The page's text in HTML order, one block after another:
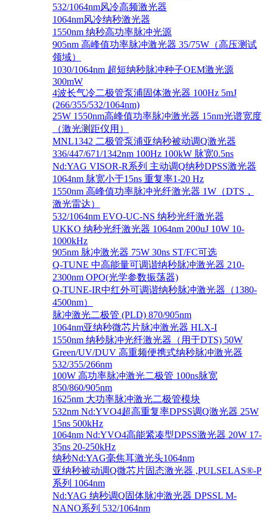
532/1064nm风冷高频激光器
1064nm风冷纳秒激光器
1550nm 纳秒高功率脉冲光源
905nm 高峰值功率脉冲激光器 35/75W（高压测试
领域）
1030/1064nm 超短纳秒脉冲种子OEM激光源
300mW
4波长气冷二极管泵浦固体激光器 100Hz 5mJ
(266/355/532/1064nm)
25W 1550nm高峰值功率脉冲激光器 15nm光谱宽度
（激光测距仪用）
MNL1342 二极管泵浦亚纳秒被动调Q激光器
336/447/671/1342nm 100Hz 100kW 脉宽0.5ns
Nd:YAG VISOR-R系列 主动调Q纳秒DPSS激光器
1064nm 脉宽小于15ns 重复率1-20 Hz
1550nm 高峰值功率脉冲光纤激光器 1W（DTS，
激光雷达）
532/1064nm EVO-UC-NS 纳秒光纤激光器
UKKO 纳秒光纤激光器 1064nm 200uJ 10W 10-
1000kHz
905nm 脉冲激光器 75W 30ns ST/FC可选
Q-TUNE 中高能量可调谐纳秒脉冲激光器 210-
2300nm OPO(光学参数振荡器)
Q-TUNE-IR中红外可调谐纳秒脉冲激光器（1380-
4500nm）
脉冲激光二极管 (PLD) 870/905nm
1064nm亚纳秒微芯片脉冲激光器 HLX-I
1550nm 纳秒脉冲光纤激光器（用于DTS) 50W
Green/UV/DUV 高重频便携式纳秒脉冲激光器
532/355/266nm
100W 高功率脉冲激光二极管 100ns脉宽
850/860/905nm
1625nm 大功率脉冲激光二极管模块
532nm Nd:YVO4超高重复率DPSS调Q激光器 25W
15ns 500kHz
1064nm Nd:YVO4高能紧凑型DPSS激光器 20W 17-
35ns 20-250kHz
纳秒Nd:YAG毫焦耳激光头1064nm
亚纳秒被动调Q微芯片固态激光器 ,PULSELAS®-P
系列 1064nm
Nd:YAG 纳秒调Q固体脉冲激光器 DPSSL M-
NANO系列 532/1064nm